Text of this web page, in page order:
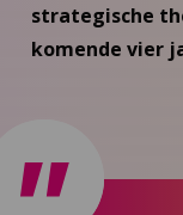
strategische
komende vier